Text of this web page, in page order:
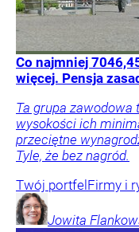
Co najmniej
więcej. Pensja
Ta grupa zawodowa
wysokości ich
przeciętne
Tyle, że bez nagród.
Twój portfel Firmy i
Jowita